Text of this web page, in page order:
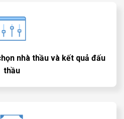
nhà thầu và kết quả đấu
thầu